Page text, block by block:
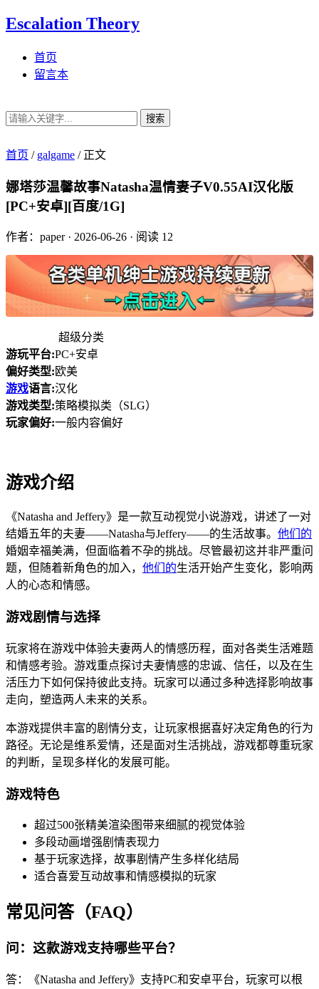
Escalation Theory
首页
留言本
搜索
首页 / galgame /正文
娜塔莎温馨故事Natasha温情妻子V0.55AI汉化版
[PC+安卓][百度/1G]
作者：paper· 2026-06-26 · 阅读 12
超级分类
游玩平台:PC+安卓
偏好类型:欧美
游戏语言:汉化
游戏类型:策略模拟类（SLG）
玩家偏好:一般内容偏好
游戏介绍
《Natasha and Jeffery》是一款互动视觉小说游戏，讲述了一对
结婚五年的夫妻——Natasha与Jeffery——的生活故事。 他们的
婚姻幸福美满，但面临着不孕的挑战。尽管最初这并非严重问
题，但随着新角色的加入， 他们的生活开始产生变化，影响两
人的心态和情感。
游戏剧情与选择
玩家将在游戏中体验夫妻两人的情感历程，面对各类生活难题
和情感考验。游戏重点探讨夫妻情感的忠诚、信任，以及在生
活压力下如何保持彼此支持。玩家可以通过多种选择影响故事
走向，塑造两人未来的关系。
本游戏提供丰富的剧情分支，让玩家根据喜好决定角色的行为
路径。无论是维系爱情，还是面对生活挑战，游戏都尊重玩家
的判断，呈现多样化的发展可能。
游戏特色
超过500张精美渲染图带来细腻的视觉体验
多段动画增强剧情表现力
基于玩家选择，故事剧情产生多样化结局
适合喜爱互动故事和情感模拟的玩家
常见问答（FAQ）
问：这款游戏支持哪些平台？
答：《Natasha and Jeffery》支持PC和安卓平台，玩家可以根